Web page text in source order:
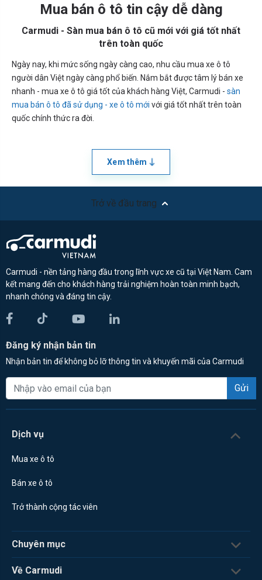
Mua bán ô tô tin cậy dễ dàng
Carmudi - Sàn mua bán ô tô cũ mới với giá tốt nhất
trên toàn quốc
Ngày nay, khi mức sống ngày càng cao, nhu cầu mua xe ô tô
người dân Việt ngày càng phổ biến. Nắm bắt được tâm lý bán xe
nhanh - mua xe ô tô giá tốt của khách hàng Việt, Carmudi - sàn
mua bán ô tô đã sử dụng - xe ô tô mới với giá tốt nhất trên toàn
quốc chính thức ra đời.
Xem thêm
Trở về đầu trang
Carmudi - nền tảng hàng đầu trong lĩnh vực xe cũ tại Việt Nam. Cam
kết mang đến cho khách hàng trải nghiệm hoàn toàn minh bạch,
nhanh chóng và đáng tin cậy.
Đăng ký nhận bản tin
Nhận bản tin để không bỏ lỡ thông tin và khuyến mãi của Carmudi
Gửi
Dịch vụ
Mua xe ô tô
Bán xe ô tô
Trở thành cộng tác viên
Chuyên mục
Về Carmudi